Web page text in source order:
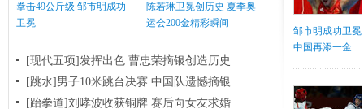
拳击49公斤级 邹市明成功
卫冕
陈若琳卫冕创历史 夏季奥
运会200金精彩瞬间
[现代五项]发挥出色 曹忠荣摘银创造历史
[跳水]男子10米跳台决赛 中国队遗憾摘银
[跆拳道]刘哮波收获铜牌 赛后向女友求婚
邹市明成功卫冕
中国再添一金